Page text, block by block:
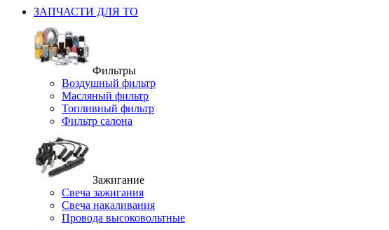
ЗАПЧАСТИ ДЛЯ ТО
Фильтры
Воздушный фильтр
Масляный фильтр
Топливный фильтр
Фильтр салона
Зажигание
Свеча зажигания
Свеча накаливания
Провода высоковольтные